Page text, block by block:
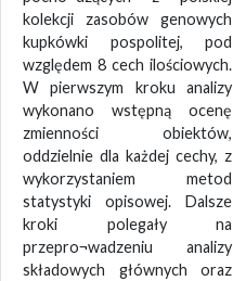
kolekcji zasobów genowych
kupkówki pospolitej, pod
względem 8 cech ilościowych.
W pierwszym kroku analizy
wykonano wstępną ocenę
zmienności obiektów,
oddzielnie dla każdej cechy, z
wykorzystaniem metod
statystyki opisowej. Dalsze
kroki polegały na
przepro¬wadzeniu analizy
składowych głównych oraz